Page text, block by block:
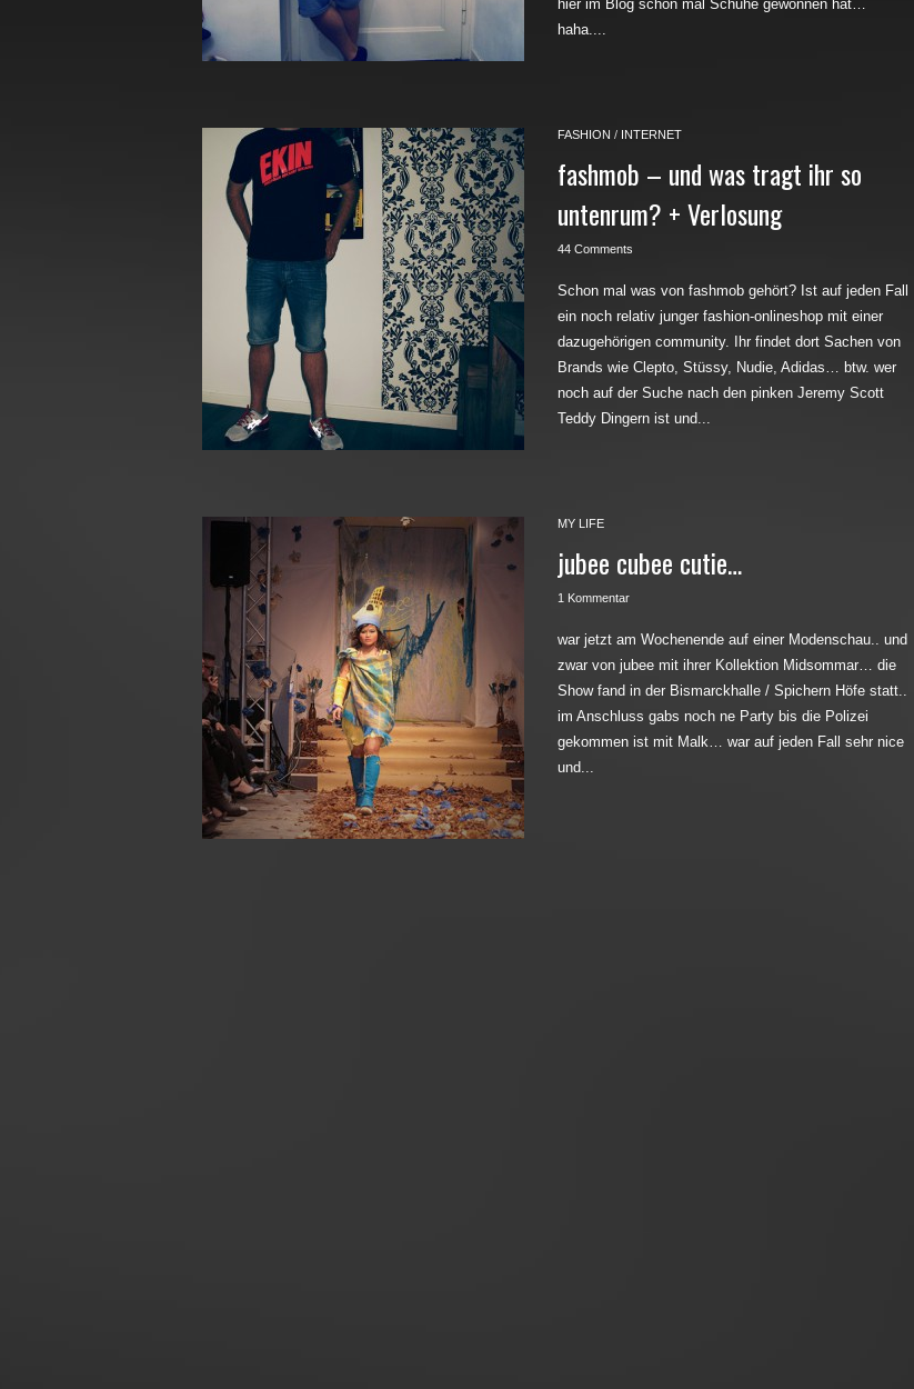
hier im Blog schon mal Schuhe gewonnen hat…
haha....
FASHION / INTERNET
fashmob – und was tragt ihr so
untenrum? + Verlosung
44 Comments
Schon mal was von fashmob gehört? Ist auf jeden Fall
ein noch relativ junger fashion-onlineshop mit einer
dazugehörigen community. Ihr findet dort Sachen von
Brands wie Clepto, Stüssy, Nudie, Adidas… btw. wer
noch auf der Suche nach den pinken Jeremy Scott
Teddy Dingern ist und...
MY LIFE
jubee cubee cutie…
1 Kommentar
war jetzt am Wochenende auf einer Modenschau.. und
zwar von jubee mit ihrer Kollektion Midsommar… die
Show fand in der Bismarckhalle / Spichern Höfe statt..
im Anschluss gabs noch ne Party bis die Polizei
gekommen ist mit Malk… war auf jeden Fall sehr nice
und...